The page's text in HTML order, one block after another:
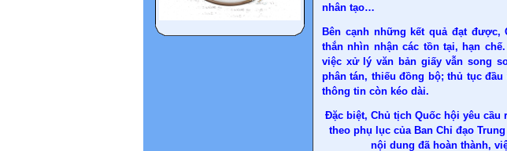
nhân tạo…
Bên cạnh những kết quả đạt
thắn nhìn nhận các tồn tại, hạn
việc xử lý văn bản giấy vẫn song
phân tán, thiếu đồng bộ; thủ tục
thông tin còn kéo dài.
Đặc biệt, Chủ tịch Quốc hội yêu cầu
theo phụ lục của Ban Chỉ đạo
nội dung đã hoàn thành,